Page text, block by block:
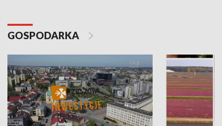
GOSPODARKA